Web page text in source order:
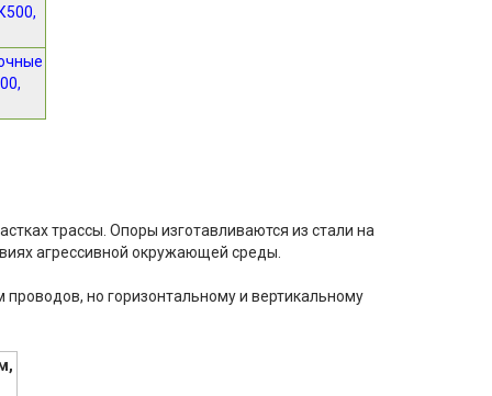
трассы. Опоры изготавливаются из стали на
агрессивной окружающей среды.
но горизонтальному и вертикальному